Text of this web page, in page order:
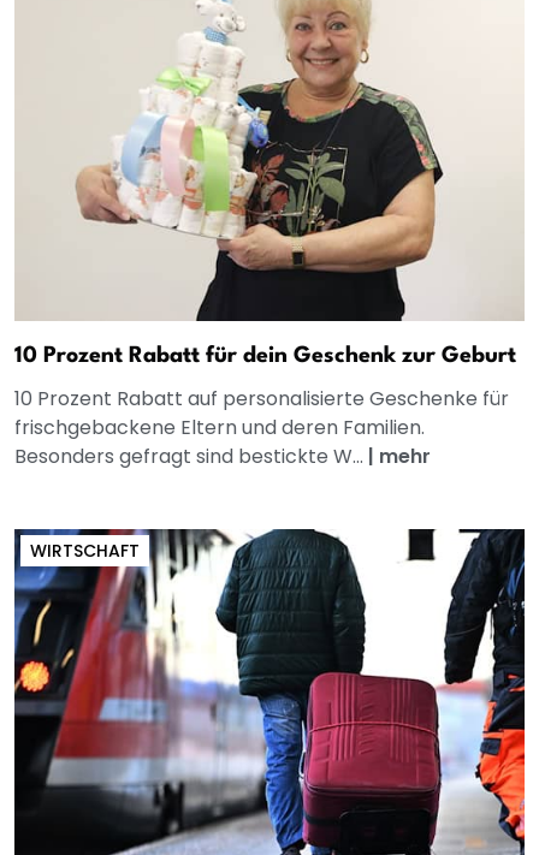
10 Prozent Rabatt für dein Geschenk zur Geburt
10 Prozent Rabatt auf personalisierte Geschenke für
frischgebackene Eltern und deren Familien.
Besonders gefragt sind bestickte W... | mehr
WIRTSCHAFT